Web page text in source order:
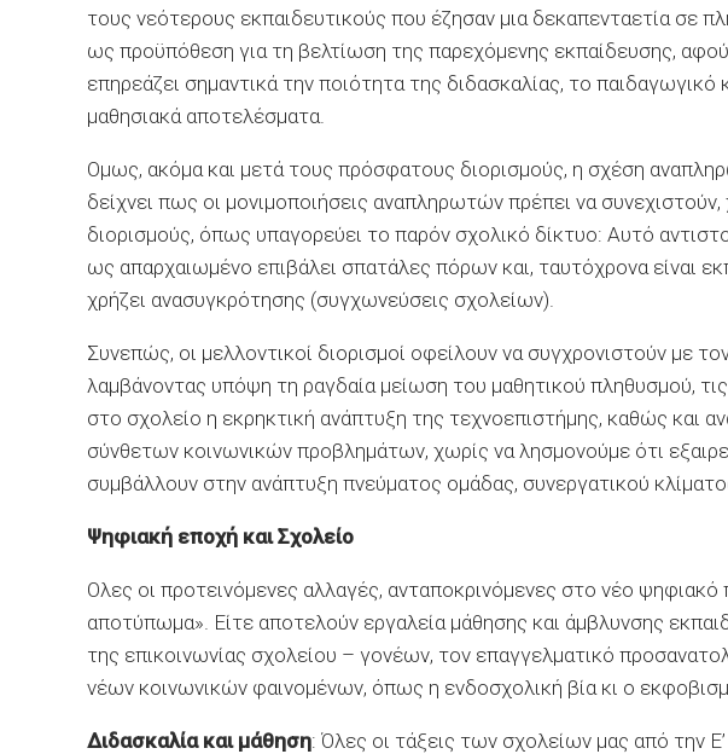
τους νεότερους εκπαιδευτικούς που έζησαν μια δεκαπενταετία σε
ως προϋπόθεση για τη βελτίωση της παρεχόμενης εκπαίδευσης,
επηρεάζει σημαντικά την ποιότητα της διδασκαλίας, το παιδαγωγικό
μαθησιακά αποτελέσματα.
Ομως, ακόμα και μετά τους πρόσφατους διορισμούς, η σχέση
δείχνει πως οι μονιμοποιήσεις αναπληρωτών πρέπει να
διορισμούς, όπως υπαγορεύει το παρόν σχολικό δίκτυο: Αυτό
ως απαρχαιωμένο επιβάλει σπατάλες πόρων και, ταυτόχρονα είναι
χρήζει ανασυγκρότησης (συγχωνεύσεις σχολείων).
Συνεπώς, οι μελλοντικοί διορισμοί οφείλουν να συγχρονιστούν με
λαμβάνοντας υπόψη τη ραγδαία μείωση του μαθητικού πληθυσμού,
στο σχολείο η εκρηκτική ανάπτυξη της τεχνοεπιστήμης, καθώς και
σύνθετων κοινωνικών προβλημάτων, χωρίς να λησμονούμε ότι
συμβάλλουν στην ανάπτυξη πνεύματος ομάδας, συνεργατικού
Ψηφιακή εποχή και Σχολείο
Ολες οι προτεινόμενες αλλαγές, ανταποκρινόμενες στο νέο
αποτύπωμα». Είτε αποτελούν εργαλεία μάθησης και άμβλυνσης
της επικοινωνίας σχολείου – γονέων, τον επαγγελματικό
νέων κοινωνικών φαινομένων, όπως η ενδοσχολική βία κι ο
Διδασκαλία και μάθηση: Όλες οι τάξεις των σχολείων μας από την